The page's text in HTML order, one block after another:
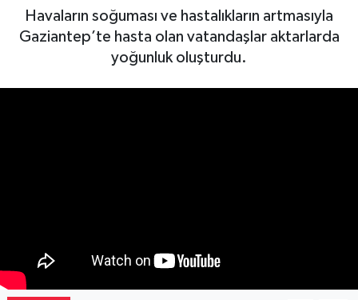
Havaların soğuması ve hastalıkların artmasıyla
Gaziantep’te hasta olan vatandaşlar aktarlarda
yoğunluk oluşturdu.
Gündem
Resmi İlanlar
Son Dakika Haberleri
Haber Arşivi